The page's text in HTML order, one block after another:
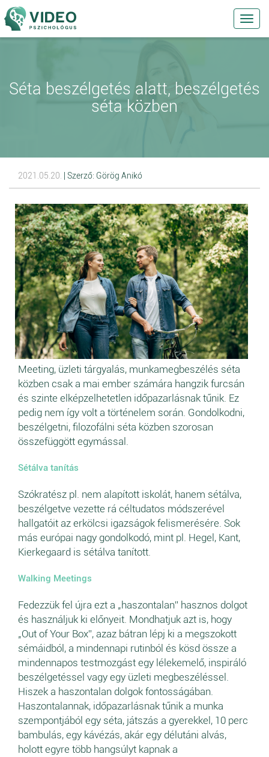
Séta beszélgetés alatt, beszélgetés
séta közben
2021.05.20. | Szerző: Görög Anikó
Meeting, üzleti tárgyalás, munkamegbeszélés séta
közben csak a mai ember számára hangzik furcsán
és szinte elképzelhetetlen időpazarlásnak tűnik. Ez
pedig nem így volt a történelem során. Gondolkodni,
beszélgetni, filozofálni séta közben szorosan
összefüggött egymással.
Sétálva tanítás
Szókratész pl. nem alapított iskolát, hanem sétálva,
beszélgetve vezette rá céltudatos módszerével
hallgatóit az erkölcsi igazságok felismerésére. Sok
más európai nagy gondolkodó, mint pl. Hegel, Kant,
Kierkegaard is sétálva tanított.
Walking Meetings
Fedezzük fel újra ezt a „haszontalan” hasznos dolgot
és használjuk ki előnyeit. Mondhatjuk azt is, hogy
„Out of Your Box”, azaz bátran lépj ki a megszokott
sémáidból, a mindennapi rutinból és kösd össze a
mindennapos testmozgást egy lélekemelő, inspiráló
beszélgetéssel vagy egy üzleti megbeszéléssel.
Hiszek a haszontalan dolgok fontosságában.
Haszontalannak, időpazarlásnak tűnik a munka
szempontjából egy séta, játszás a gyerekkel, 10 perc
bambulás, egy kávézás, akár egy délutáni alvás,
holott egyre több hangsúlyt kapnak a